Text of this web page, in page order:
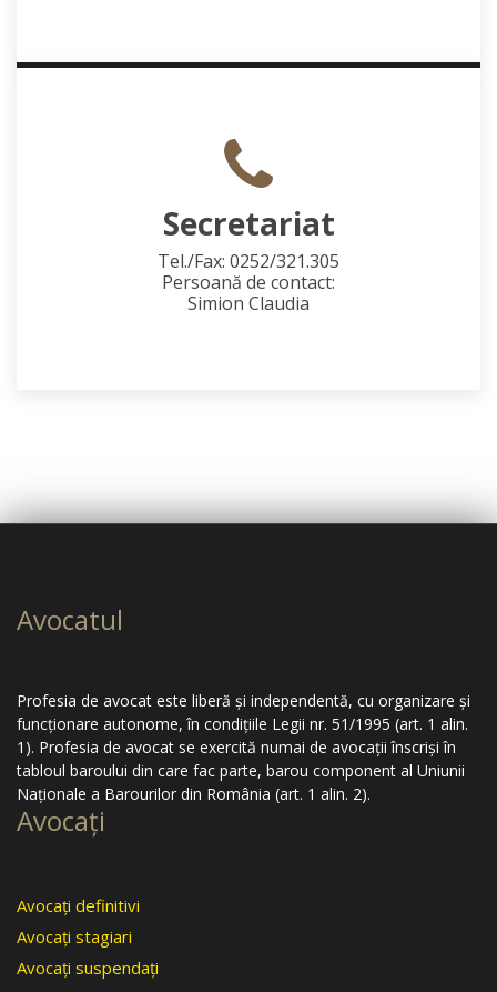
Secretariat
Tel./Fax: 0252/321.305
Persoană de contact:
Simion Claudia
Avocatul
Profesia de avocat este liberă şi independentă, cu organizare şi
funcţionare autonome, în condiţiile Legii nr. 51/1995 (art. 1 alin.
1). Profesia de avocat se exercită numai de avocaţii înscrişi în
tabloul baroului din care fac parte, barou component al Uniunii
Naţionale a Barourilor din România (art. 1 alin. 2).
Avocaţi
Avocaţi definitivi
Avocaţi stagiari
Avocaţi suspendaţi